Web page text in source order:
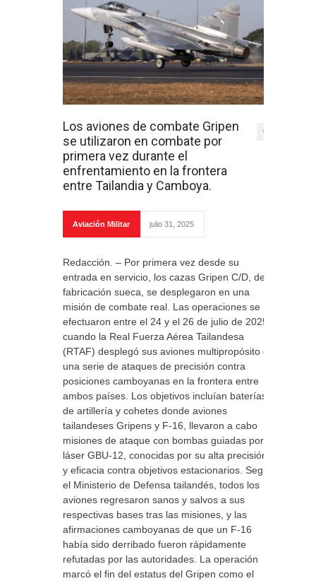
Los aviones de combate Gripen
se utilizaron en combate por
primera vez durante el
enfrentamiento en la frontera
entre Tailandia y Camboya.
0
Aviación Militar julio 31, 2025
Redacción. – Por primera vez desde su
entrada en servicio, los cazas Gripen C/D, de
fabricación sueca, se desplegaron en una
misión de combate real. Las operaciones se
efectuaron entre el 24 y el 26 de julio de 2025,
cuando la Real Fuerza Aérea Tailandesa
(RTAF) desplegó sus aviones multipropósito en
una serie de ataques de precisión contra
posiciones camboyanas en la frontera entre
ambos países. Los objetivos incluían baterías
de artillería y cohetes donde aviones
tailandeses Gripens y F-16, llevaron a cabo
misiones de ataque con bombas guiadas por
láser GBU-12, conocidas por su alta precisión
y eficacia contra objetivos estacionarios. Según
el Ministerio de Defensa tailandés, todos los
aviones regresaron sanos y salvos a sus
respectivas bases tras las misiones, y las
afirmaciones camboyanas de que un F-16
había sido derribado fueron rápidamente
refutadas por las autoridades. La operación
marcó el fin del estatus del Gripen como el